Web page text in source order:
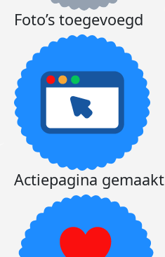
Foto’s toegevoegd
Actiepagina gemaakt